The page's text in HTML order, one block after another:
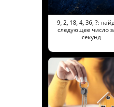
9, 2, 18, 4, 36, ?:
следующее число
секунд